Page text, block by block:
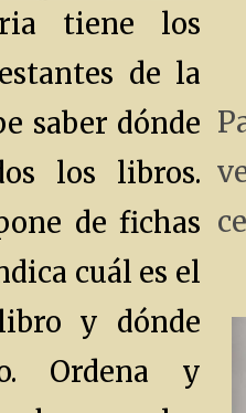
tiene los
de la
saber dónde
los libros.
de fichas
cuál es el
y dónde
Ordena y